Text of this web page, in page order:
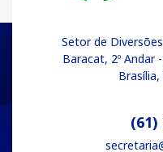
Setor de
Baracat, 2º Andar
(61)